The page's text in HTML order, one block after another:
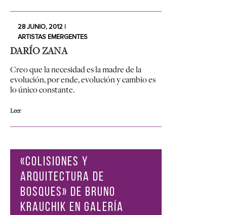
28 JUNIO, 2012 |
ARTISTAS EMERGENTES
DARÍO ZANA
Creo que la necesidad es la madre de la
evolución, por ende, evolución y cambio es
lo único constante.
Leer
«COLISIONES Y
ARQUITECTURA DE
BOSQUES» DE BRUNO
KRAUCHIK EN GALERÍA